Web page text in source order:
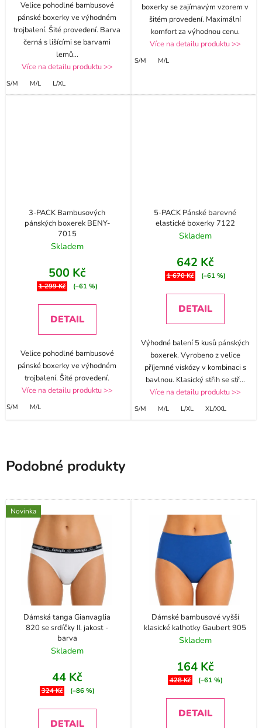
Velice pohodlné bambusové
pánské boxerky ve výhodném
trojbalení. Šité provedení. Barva
černá s lišícími se barvami
lemů...
Více na detailu produktu >>
S/M M/L L/XL
boxerky se zajímavým vzorem v
šitém provedení. Maximální
komfort za výhodnou cenu.
Více na detailu produktu >>
S/M M/L
3-PACK Bambusových
pánských boxerek BENY-
7015
Skladem
500 Kč
1 299 Kč (–61 %)
DETAIL
Velice pohodlné bambusové
pánské boxerky ve výhodném
trojbalení. Šité provedení.
Více na detailu produktu >>
S/M M/L
5-PACK Pánské barevné
elastické boxerky 7122
Skladem
642 Kč
1 670 Kč (–61 %)
DETAIL
Výhodné balení 5 kusů pánských
boxerek. Vyrobeno z velice
příjemné viskózy v kombinaci s
bavlnou. Klasický střih se stř...
Více na detailu produktu >>
S/M M/L L/XL XL/XXL
Podobné produkty
Novinka
Dámská tanga Gianvaglia
820 se srdíčky II. jakost -
barva
Skladem
44 Kč
324 Kč (–86 %)
DETAIL
Dámské bambusové vyšší
klasické kalhotky Gaubert 905
Skladem
164 Kč
428 Kč (–61 %)
DETAIL